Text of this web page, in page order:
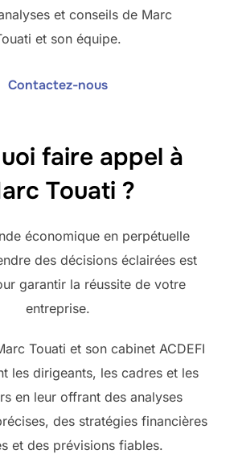
et conseils de Marc
et son équipe.
Contactez-nous
faire appel à
Touati ?
économique en perpétuelle
des décisions éclairées est
garantir la réussite de votre
entreprise.
Touati et son cabinet ACDEFI
les dirigeants, les cadres et les
en leur offrant des analyses
des stratégies financières
et des prévisions fiables.